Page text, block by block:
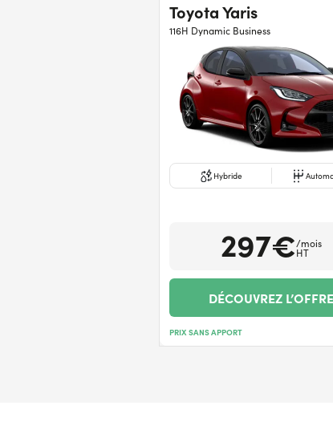
Toyota Yaris
116H Dynamic Business
Hybride
297€/mois
HT
DÉCOUVREZ L’OFFRE
PRIX SANS APPORT